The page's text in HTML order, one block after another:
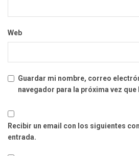
Web
Guardar mi nombre, correo
navegador para la próxima vez
Recibir un email con los siguientes
entrada.